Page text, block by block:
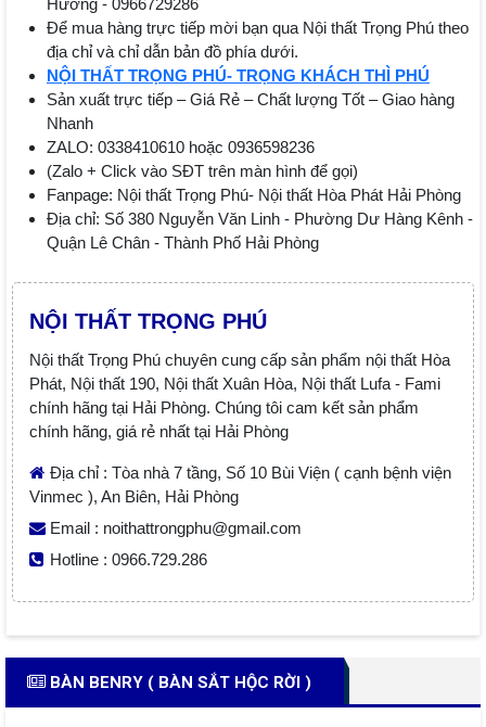
Hường - 0966729286
Để mua hàng trực tiếp mời bạn qua Nội thất Trọng Phú theo
địa chỉ và chỉ dẫn bản đồ phía dưới.
NỘI THẤT TRỌNG PHÚ- TRỌNG KHÁCH THÌ PHÚ
Sản xuất trực tiếp – Giá Rẻ – Chất lượng Tốt – Giao hàng
Nhanh
ZALO: 0338410610 hoặc 0936598236
(Zalo + Click vào SĐT trên màn hình để gọi)
Fanpage: Nội thất Trọng Phú- Nội thất Hòa Phát Hải Phòng
Địa chỉ: Số 380 Nguyễn Văn Linh - Phường Dư Hàng Kênh -
Quận Lê Chân - Thành Phố Hải Phòng
NỘI THẤT TRỌNG PHÚ
Nội thất Trọng Phú chuyên cung cấp sản phẩm nội thất Hòa
Phát, Nội thất 190, Nội thất Xuân Hòa, Nội thất Lufa - Fami
chính hãng tại Hải Phòng. Chúng tôi cam kết sản phẩm
chính hãng, giá rẻ nhất tại Hải Phòng
Địa chỉ : Tòa nhà 7 tầng, Số 10 Bùi Viện ( cạnh bệnh viện
Vinmec ), An Biên, Hải Phòng
Email : noithattrongphu@gmail.com
Hotline : 0966.729.286
BÀN BENRY ( BÀN SẮT HỘC RỜI )